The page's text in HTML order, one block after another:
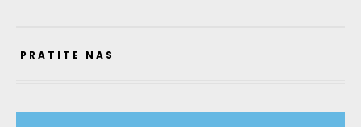
PRATITE NAS